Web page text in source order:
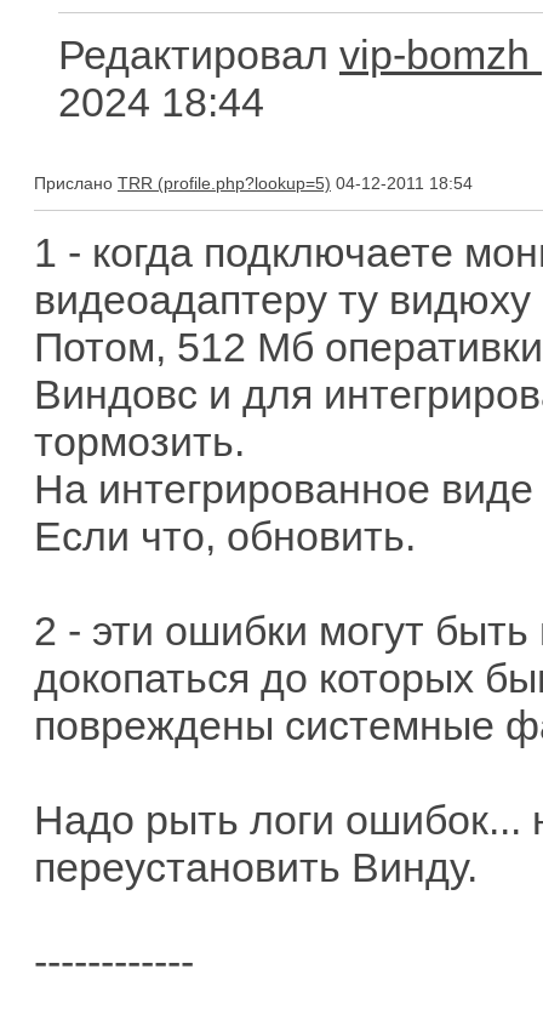
Редактировал vip-bomzh
2024 18:44
Прислано TRR 04-12-2011 18:54
1 - когда подключаете
видеоадаптеру ту
Потом, 512 Мб
Виндовс и для
тормозить.
На интегрированное
Если что, обновить.
2 - эти ошибки могут быть
докопаться до которых
повреждены системные
Надо рыть логи ошибок...
переустановить Винду.
------------